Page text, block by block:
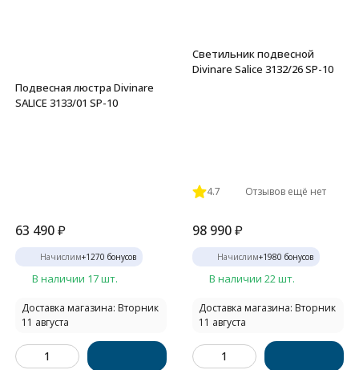
Подвесная люстра Divinare
SALICE 3133/01 SP-10
63 490₽
Начислим+1270 бонусов
В наличии 17 шт.
Доставка магазина: Вторник
11 августа
Светильник подвесной
Divinare Salice 3132/26 SP-10
4.7 Отзывов ещё нет
98 990₽
Начислим+1980 бонусов
В наличии 22 шт.
Доставка магазина: Вторник
11 августа